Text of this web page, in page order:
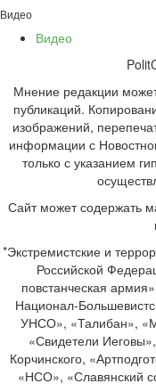
Видео
Видео
Мнение редакции
публикаций.
изображений,
информации с
только с указанием
Сайт может содержать
*Экстремистские и
Российской
повстанческая
Национал-
УНСО», «Талибан»,
«Свидетели
Корчинского,
«НСО», «Славянский